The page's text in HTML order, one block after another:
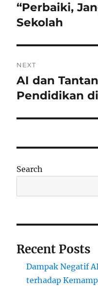
“Perbaiki,
Sekolah
NEXT
Next
post:
AI dan
Pendidikan
Search
Recent Posts
Dampak Negatif
terhadap